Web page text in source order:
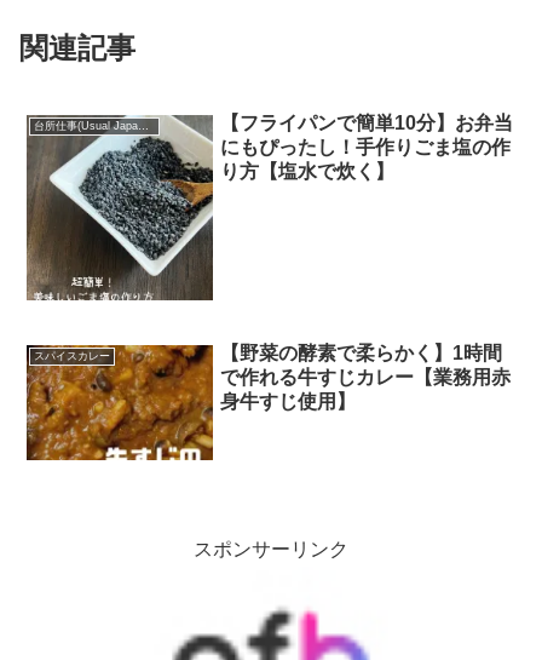
関連記事
【フライパンで簡単10分】お弁当
にもぴったし！手作りごま塩の作
り方【塩水で炊く】
スパイスカレー
【野菜の酵素で柔らかく】1時間
で作れる牛すじカレー【業務用赤
身牛すじ使用】
スポンサーリンク